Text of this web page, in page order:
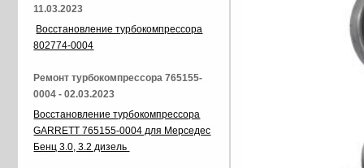
11.03.2023
Восстановление турбокомпрессора
802774-0004
Ремонт турбокомпрессора 765155-
0004 - 02.03.2023
Восстановление турбокомпрессора
GARRETT 765155-0004 для Мерседес
Бенц 3.0, 3.2 дизель